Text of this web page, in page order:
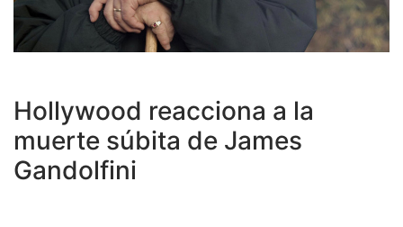
Hollywood reacciona a la
muerte súbita de James
Gandolfini